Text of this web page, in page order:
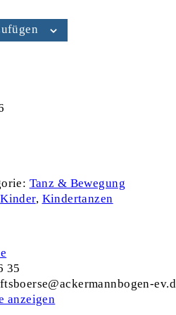
Tanz & Bewegung
Kinder, Kindertanzen
35
anzeigen